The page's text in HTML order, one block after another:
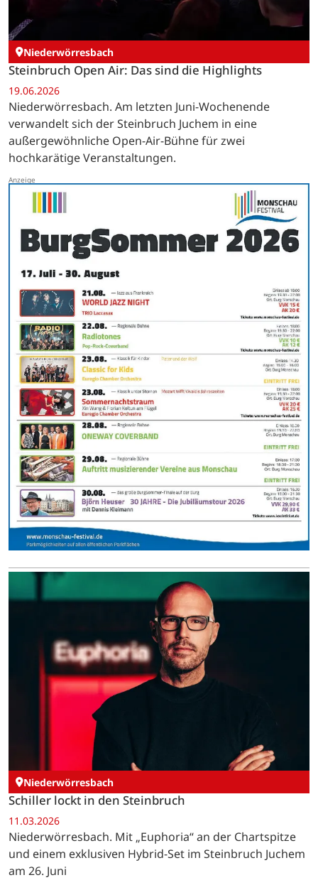
Niederwörresbach
Steinbruch Open Air: Das sind die Highlights
19.06.2026
Niederwörresbach. Am letzten Juni-Wochenende
verwandelt sich der Steinbruch Juchem in eine
außergewöhnliche Open-Air-Bühne für zwei
hochkarätige Veranstaltungen.
Niederwörresbach
Schiller lockt in den Steinbruch
11.03.2026
Niederwörresbach. Mit „Euphoria“ an der Chartspitze
und einem exklusiven Hybrid-Set im Steinbruch Juchem
am 26. Juni